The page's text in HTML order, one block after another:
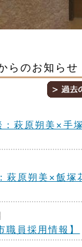
らのお知らせ
萩原朔美×手
萩原朔美×飯塚
職員採用情報】